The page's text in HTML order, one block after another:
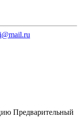
Предварительный